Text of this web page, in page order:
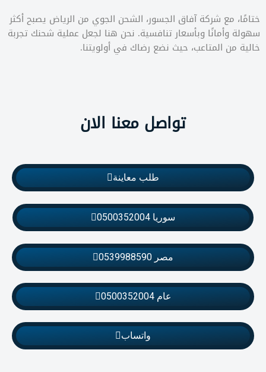
ختامًا، مع شركة آفاق الجسور، الشحن الجوي من الرياض يصبح أكثر
سهولة وأمانًا وبأسعار تنافسية. نحن هنا لجعل عملية شحنك تجربة
خالية من المتاعب، حيث نضع رضاك في أولويتنا.
تواصل معنا الان
طلب معاينة
سوريا 0500352004
مصر 0539988590
عام 0500352004
واتساب